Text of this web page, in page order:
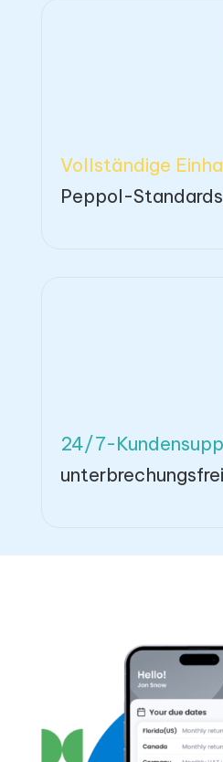
Vollständige
Peppol-Standards
24/7-